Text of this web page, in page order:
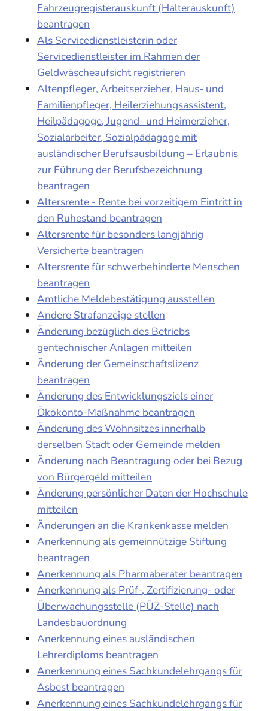
Fahrzeugregisterauskunft (Halterauskunft)
beantragen
Als Servicedienstleisterin oder
Servicedienstleister im Rahmen der
Geldwäscheaufsicht registrieren
Altenpfleger, Arbeitserzieher, Haus- und
Familienpfleger, Heilerziehungsassistent,
Heilpädagoge, Jugend- und Heimerzieher,
Sozialarbeiter, Sozialpädagoge mit
ausländischer Berufsausbildung – Erlaubnis
zur Führung der Berufsbezeichnung
beantragen
Altersrente - Rente bei vorzeitigem Eintritt in
den Ruhestand beantragen
Altersrente für besonders langjährig
Versicherte beantragen
Altersrente für schwerbehinderte Menschen
beantragen
Amtliche Meldebestätigung ausstellen
Andere Strafanzeige stellen
Änderung bezüglich des Betriebs
gentechnischer Anlagen mitteilen
Änderung der Gemeinschaftslizenz
beantragen
Änderung des Entwicklungsziels einer
Ökokonto-Maßnahme beantragen
Änderung des Wohnsitzes innerhalb
derselben Stadt oder Gemeinde melden
Änderung nach Beantragung oder bei Bezug
von Bürgergeld mitteilen
Änderung persönlicher Daten der Hochschule
mitteilen
Änderungen an die Krankenkasse melden
Anerkennung als gemeinnützige Stiftung
beantragen
Anerkennung als Pharmaberater beantragen
Anerkennung als Prüf-, Zertifizierung- oder
Überwachungsstelle (PÜZ-Stelle) nach
Landesbauordnung
Anerkennung eines ausländischen
Lehrerdiploms beantragen
Anerkennung eines Sachkundelehrgangs für
Asbest beantragen
Anerkennung eines Sachkundelehrgangs für